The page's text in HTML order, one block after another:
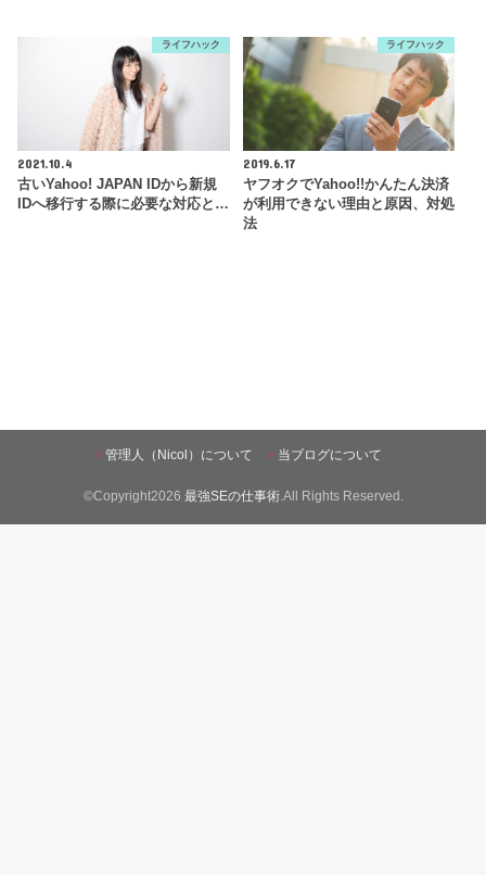
ライフハック
2021.10.4
古いYahoo! JAPAN IDから新規
IDへ移行する際に必要な対応と…
ライフハック
2019.6.17
ヤフオクでYahoo!!かんたん決済
が利用できない理由と原因、対処
法
管理人（Nicol）について 当ブログについて
©Copyright2026 最強SEの仕事術.All Rights Reserved.